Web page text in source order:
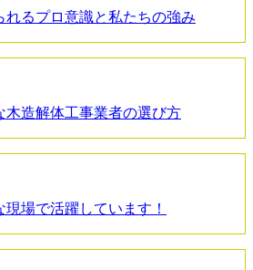
れるプロ意識と私たちの強み
木造解体工事業者の選び方
場で活躍しています！